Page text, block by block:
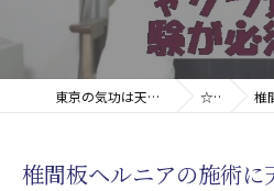
東京の気功は天啓気療院(天啓気功療法治療院) ☆コラム 椎間板
椎間板ヘルニアの施術